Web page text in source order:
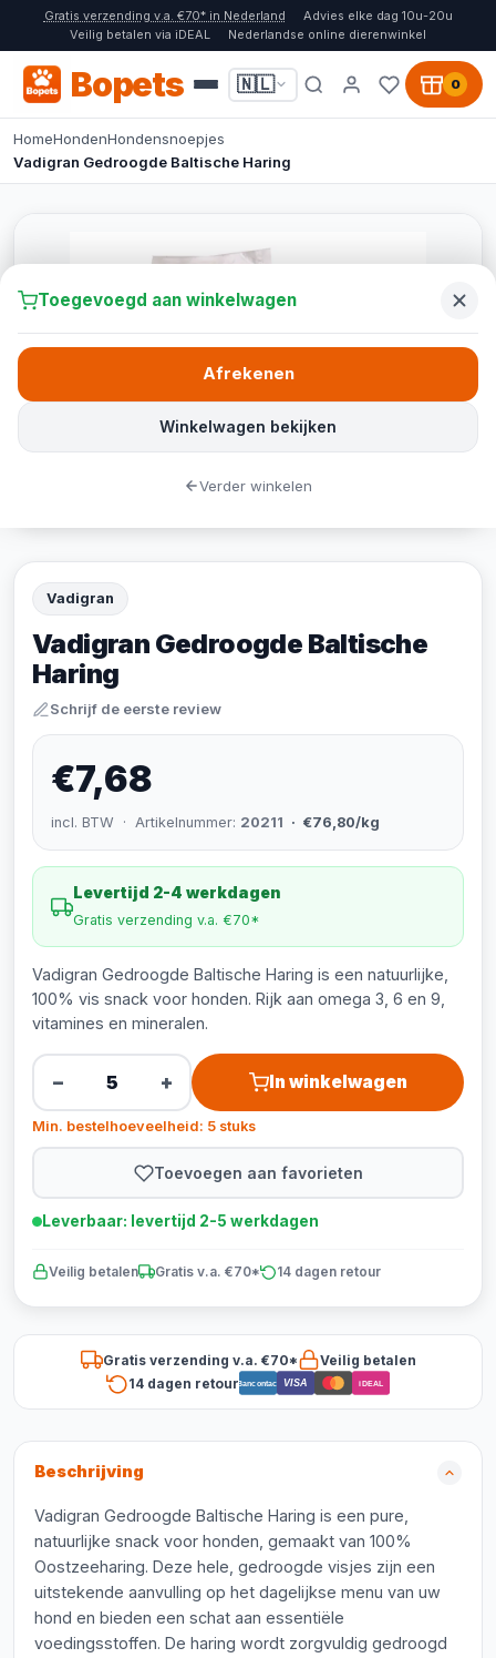
Gratis verzending v.a. €70* in Nederland
Advies elke dag 10u-20u
Veilig betalen via iDEAL
Nederlandse online dierenwinkel
Bopets 🇳🇱 0
HomeHondenHondensnoepjes
Vadigran Gedroogde Baltische Haring
Vadigran
Vadigran Gedroogde Baltische
Haring
Schrijf de eerste review
€7,68
incl. BTW · Artikelnummer: 20211 · €76,80/kg
Levertijd 2-4 werkdagen
Gratis verzending v.a. €70*
Vadigran Gedroogde Baltische Haring is een natuurlijke,
100% vis snack voor honden. Rijk aan omega 3, 6 en 9,
vitamines en mineralen.
− + In winkelwagen
Min. bestelhoeveelheid: 5 stuks
Toevoegen aan favorieten
Leverbaar: levertijd 2-5 werkdagen
Veilig betalen Gratis v.a. €70* 14 dagen retour
Gratis verzending v.a. €70*
Veilig betalen
14 dagen retourBancontact VISA iDEAL
Beschrijving
Vadigran Gedroogde Baltische Haring is een pure,
natuurlijke snack voor honden, gemaakt van 100%
Oostzeeharing. Deze hele, gedroogde visjes zijn een
uitstekende aanvulling op het dagelijkse menu van uw
hond en bieden een schat aan essentiële
voedingsstoffen. De haring wordt zorgvuldig gedroogd
Toegevoegd aan winkelwagen
Winkelwagen bekijken
Afrekenen
Verder winkelen